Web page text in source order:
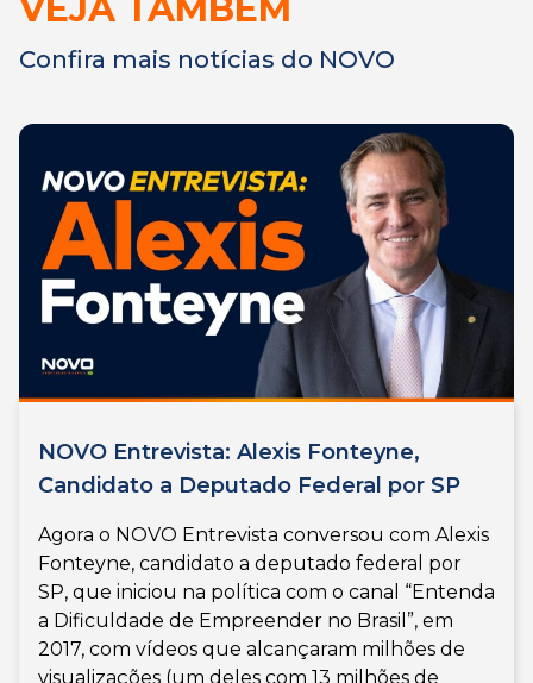
VEJA TAMBÉM
Confira mais notícias do NOVO
NOVO Entrevista: Alexis Fonteyne,
Candidato a Deputado Federal por SP
Agora o NOVO Entrevista conversou com Alexis
Fonteyne, candidato a deputado federal por
SP, que iniciou na política com o canal “Entenda
a Dificuldade de Empreender no Brasil”, em
2017, com vídeos que alcançaram milhões de
visualizações (um deles com 13 milhões de